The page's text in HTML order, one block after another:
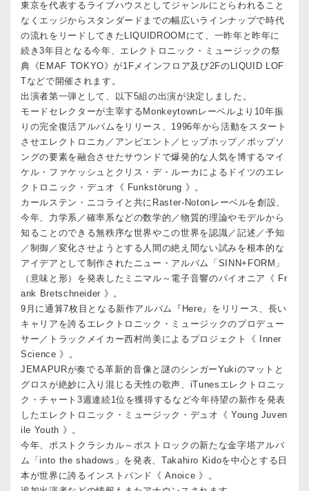
東京を代表するライブハウスとしてジャンルにとらわれること
なくエッジからスタンダードまでの幅広いラインナップで時代
の流れをリードしてきたLIQUIDROOMにて、一昨年と昨年に
続き3年目となる今年、エレクトロニック・ミュージックの祭
典《EMAF TOKYO》が1Fメインフロア及び2FのLIQUID LOF
Tなどで開催されます。
出演者第一弾として、以下5組の出演が決定しました。
モードセレクターが主宰するMonkeytownレーベルより10年振
りの完全復活アルバムをリリース、1996年から活動をスタート
させエレクトロニカ／アンビエント／ヒップホップ／ポップソ
ングの要素を融合させたサウンドで爆発的な人気を博するマイ
ケル・ファケッシュとクリス・デ・ルーカによるドイツのエレ
クトロニック・デュオ《 Funkstörung 》。
カールステン・ニコライと共にRaster-Notonレーベルを創設、
今年、力学系／確率系などの数学的／物質的理論やモデルから
知ることのできる無秩序な世界やこの世界を認識／記述／予知
／制御／変化させようとする人間の絶え間ない試みを根本的な
アイデアとして制作されたニュー・アルバム「SINN+FORM」
（意味と形）を発表したミニマル～電子音響のパイオニア《 Fr
ank Bretschneider 》。
9月に通算7枚目となる新作アルバム『Here』をリリース、長い
キャリアを誇るエレクトロニック・ミュージックのプロデュー
サー／トラックメイカー西村尚美によるプロジェクト《 Inner
Science 》。
JEMAPURが奏でる革新的音像と謎のシンガーYukiのマットと
グロスが絶妙に入り混じる天性の歌声、iTunesエレクトロニッ
ク・チャート3週連続1位を獲得するなど今年待望の新作を発表
したエレクトロニック・ミュージック・デュオ《 Young Juven
ile Youth 》。
今年、ポストクラシカル～ポストロックの新たな金字塔アルバ
ム「into the shadows」を発表、Takahiro Kidoを中心とする日
本が世界に誇るインストバンド《 Anoice 》。